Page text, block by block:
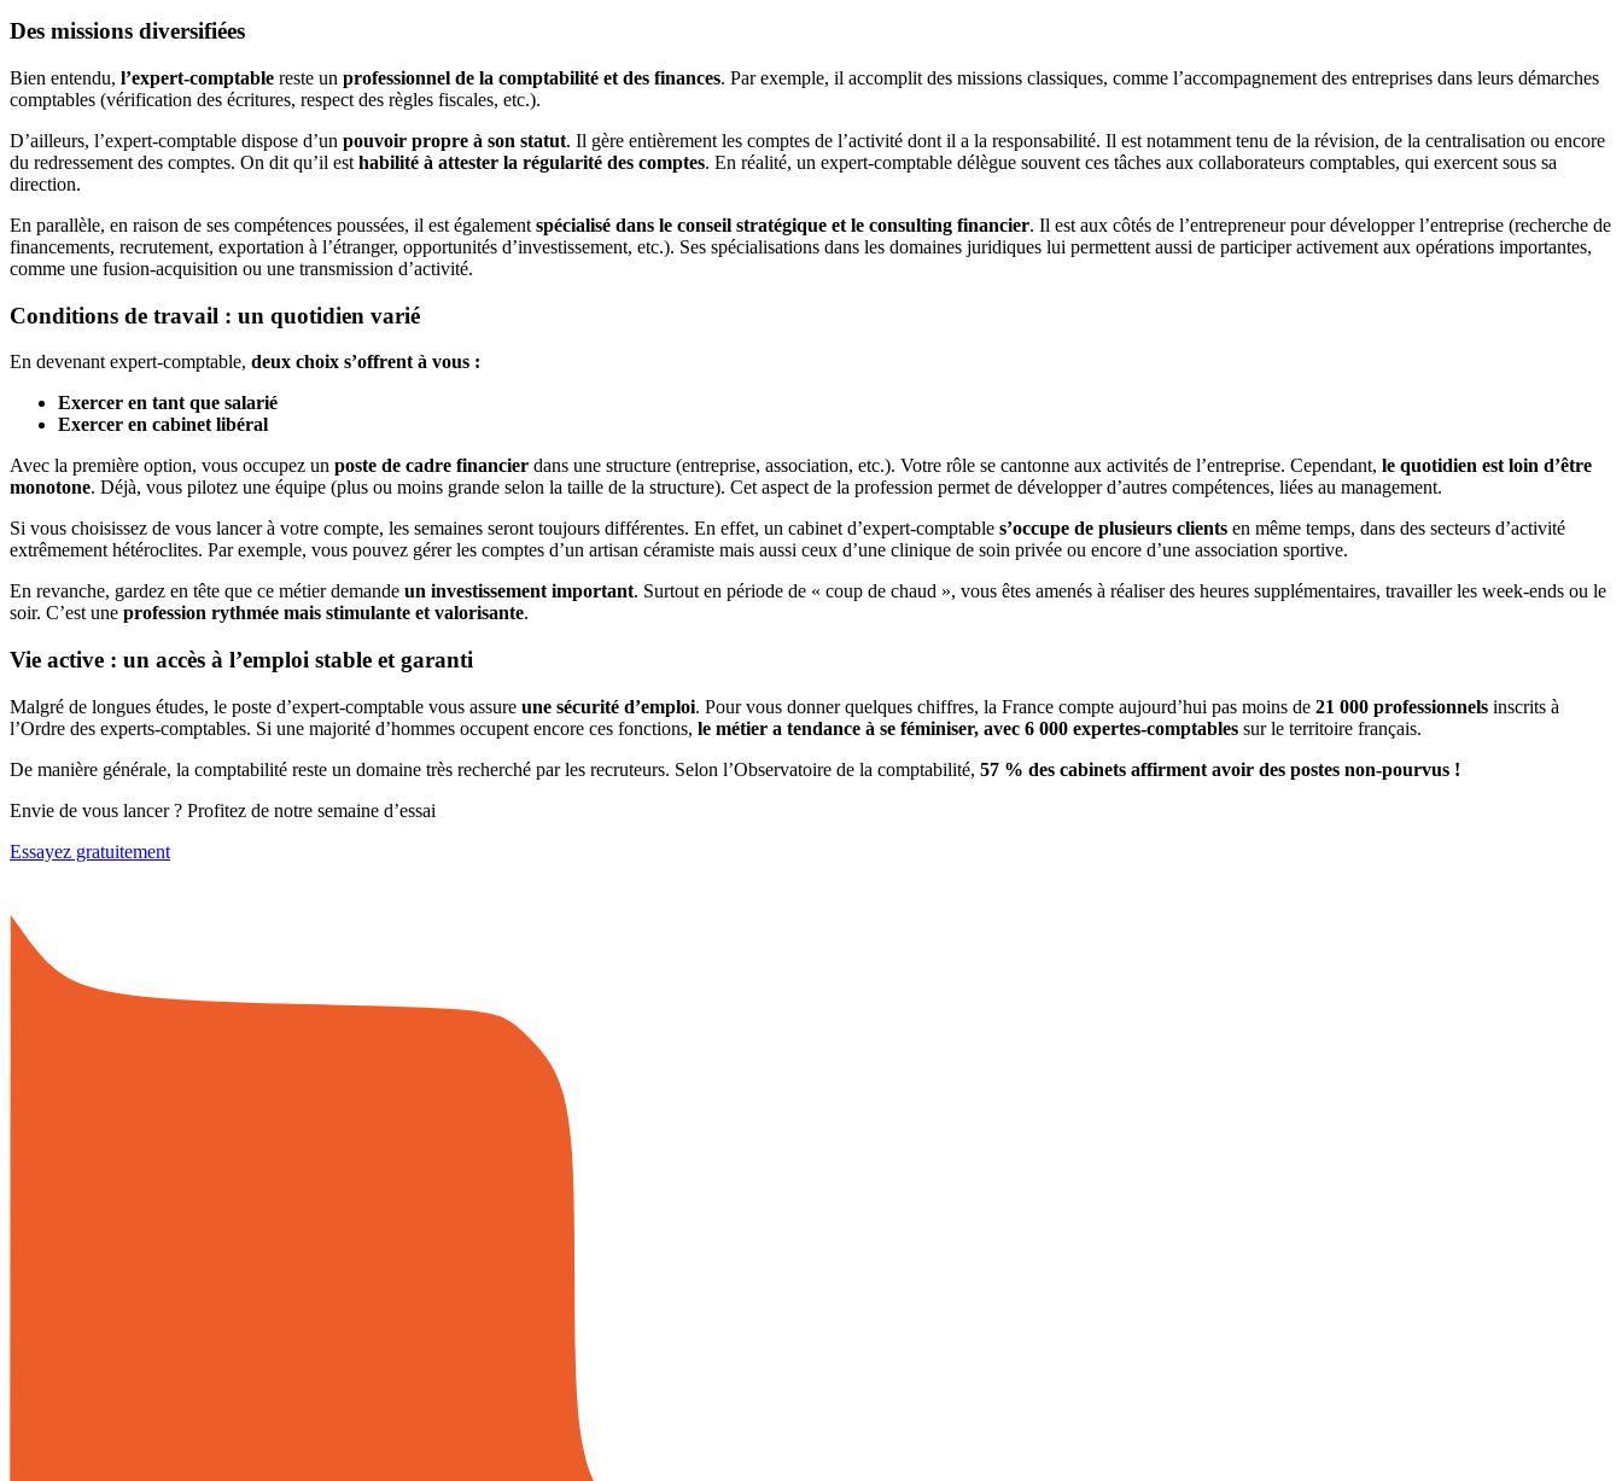
Des missions diversifiées
Bien entendu, l’expert-comptable reste un professionnel de la comptabilité et des finances. Par exemple, il accomplit des missions classiques, comme l’accompagnement des entreprises dans leurs démarches
comptables (vérification des écritures, respect des règles fiscales, etc.).
D’ailleurs, l’expert-comptable dispose d’un pouvoir propre à son statut. Il gère entièrement les comptes de l’activité dont il a la responsabilité. Il est notamment tenu de la révision, de la centralisation ou encore
du redressement des comptes. On dit qu’il est habilité à attester la régularité des comptes. En réalité, un expert-comptable délègue souvent ces tâches aux collaborateurs comptables, qui exercent sous sa
direction.
En parallèle, en raison de ses compétences poussées, il est également spécialisé dans le conseil stratégique et le consulting financier. Il est aux côtés de l’entrepreneur pour développer l’entreprise (recherche de
financements, recrutement, exportation à l’étranger, opportunités d’investissement, etc.). Ses spécialisations dans les domaines juridiques lui permettent aussi de participer activement aux opérations importantes,
comme une fusion-acquisition ou une transmission d’activité.
Conditions de travail : un quotidien varié
En devenant expert-comptable, deux choix s’offrent à vous :
Exercer en tant que salarié
Exercer en cabinet libéral
Avec la première option, vous occupez un poste de cadre financier dans une structure (entreprise, association, etc.). Votre rôle se cantonne aux activités de l’entreprise. Cependant, le quotidien est loin d’être
monotone. Déjà, vous pilotez une équipe (plus ou moins grande selon la taille de la structure). Cet aspect de la profession permet de développer d’autres compétences, liées au management.
Si vous choisissez de vous lancer à votre compte, les semaines seront toujours différentes. En effet, un cabinet d’expert-comptable s’occupe de plusieurs clients en même temps, dans des secteurs d’activité
extrêmement hétéroclites. Par exemple, vous pouvez gérer les comptes d’un artisan céramiste mais aussi ceux d’une clinique de soin privée ou encore d’une association sportive.
En revanche, gardez en tête que ce métier demande un investissement important. Surtout en période de « coup de chaud », vous êtes amenés à réaliser des heures supplémentaires, travailler les week-ends ou le
soir. C’est une profession rythmée mais stimulante et valorisante.
Vie active : un accès à l’emploi stable et garanti
Malgré de longues études, le poste d’expert-comptable vous assure une sécurité d’emploi. Pour vous donner quelques chiffres, la France compte aujourd’hui pas moins de 21 000 professionnels inscrits à
l’Ordre des experts-comptables. Si une majorité d’hommes occupent encore ces fonctions, le métier a tendance à se féminiser, avec 6 000 expertes-comptables sur le territoire français.
De manière générale, la comptabilité reste un domaine très recherché par les recruteurs. Selon l’Observatoire de la comptabilité, 57 % des cabinets affirment avoir des postes non-pourvus !
Envie de vous lancer ? Profitez de notre semaine d’essai
Essayez gratuitement